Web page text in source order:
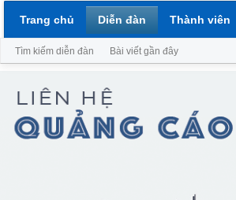
Trang chủ Diễn đàn
Tìm kiếm diễn đàn Bài viết gần đây
Thành viên